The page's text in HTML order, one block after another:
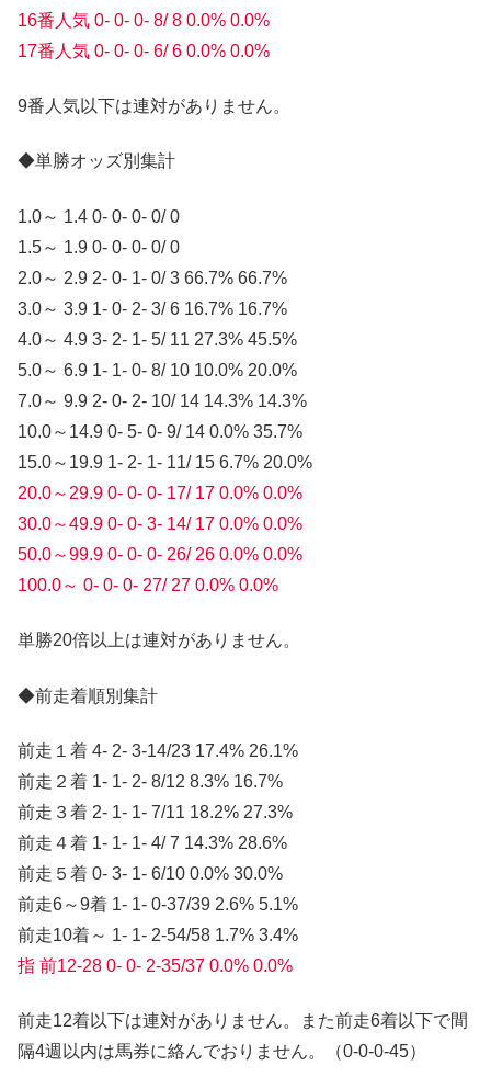
16番人気 0- 0- 0- 8/ 8 0.0% 0.0%
17番人気 0- 0- 0- 6/ 6 0.0% 0.0%
9番人気以下は連対がありません。
◆単勝オッズ別集計
1.0～ 1.4 0- 0- 0- 0/ 0
1.5～ 1.9 0- 0- 0- 0/ 0
2.0～ 2.9 2- 0- 1- 0/ 3 66.7% 66.7%
3.0～ 3.9 1- 0- 2- 3/ 6 16.7% 16.7%
4.0～ 4.9 3- 2- 1- 5/ 11 27.3% 45.5%
5.0～ 6.9 1- 1- 0- 8/ 10 10.0% 20.0%
7.0～ 9.9 2- 0- 2- 10/ 14 14.3% 14.3%
10.0～14.9 0- 5- 0- 9/ 14 0.0% 35.7%
15.0～19.9 1- 2- 1- 11/ 15 6.7% 20.0%
20.0～29.9 0- 0- 0- 17/ 17 0.0% 0.0%
30.0～49.9 0- 0- 3- 14/ 17 0.0% 0.0%
50.0～99.9 0- 0- 0- 26/ 26 0.0% 0.0%
100.0～ 0- 0- 0- 27/ 27 0.0% 0.0%
単勝20倍以上は連対がありません。
◆前走着順別集計
前走１着 4- 2- 3-14/23 17.4% 26.1%
前走２着 1- 1- 2- 8/12 8.3% 16.7%
前走３着 2- 1- 1- 7/11 18.2% 27.3%
前走４着 1- 1- 1- 4/ 7 14.3% 28.6%
前走５着 0- 3- 1- 6/10 0.0% 30.0%
前走6～9着 1- 1- 0-37/39 2.6% 5.1%
前走10着～ 1- 1- 2-54/58 1.7% 3.4%
指 前12-28 0- 0- 2-35/37 0.0% 0.0%
前走12着以下は連対がありません。また前走6着以下で間
隔4週以内は馬券に絡んでおりません。（0-0-0-45）